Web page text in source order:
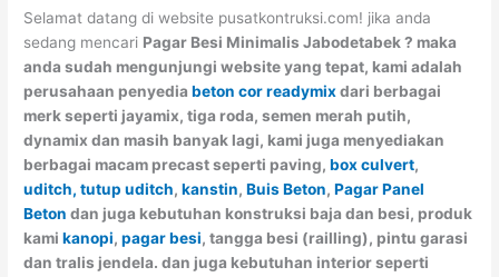
Selamat datang di website pusatkontruksi.com! jika anda
sedang mencari Pagar Besi Minimalis Jabodetabek ? maka
anda sudah mengunjungi website yang tepat, kami adalah
perusahaan penyediabeton cor readymixdari berbagai
merk seperti jayamix, tiga roda, semen merah putih,
dynamix dan masih banyak lagi, kami juga menyediakan
berbagai macam precast seperti paving,box culvert,
uditch, tutup uditch,kanstin,Buis Beton,Pagar Panel
Beton dan juga kebutuhan konstruksi baja dan besi, produk
kamikanopi,pagar besi, tangga besi (railling), pintu garasi
dan tralis jendela. dan juga kebutuhan interior seperti